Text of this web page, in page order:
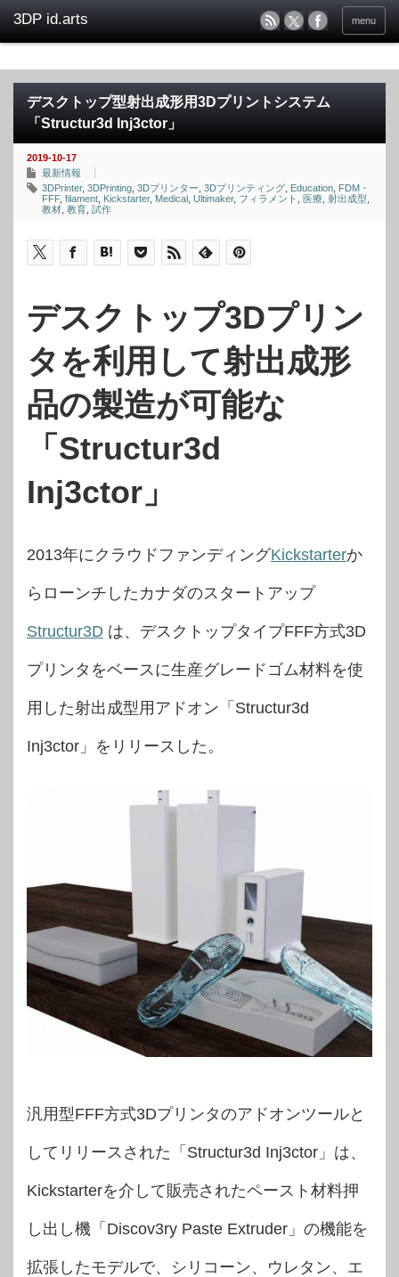
menu
デスクトップ型射出成形用3Dプリントシステム
「Structur3d Inj3ctor」
2019-10-17
最新情報
3DPrinter, 3DPrinting 3Dプリンター 3Dプリンティング Education FDM・
FFF, filament Kickstarter, Medical Ultimaker, フィラメント 医療 射出成型
教材 教育 試作
デスクトップ3Dプリン
タを利用して射出成形
品の製造が可能な
「Structur3d
Inj3ctor」
2013年にクラウドファンディングKickstarterか
らローンチしたカナダのスタートアップ
Structur3D は、デスクトップタイプFFF方式3D
プリンタをベースに生産グレードゴム材料を使
用した射出成型用アドオン「Structur3d
Inj3ctor」をリリースした。
汎用型FFF方式3Dプリンタのアドオンツールと
してリリースされた「Structur3d Inj3ctor」は、
Kickstarterを介して販売されたペースト材料押
し出し機「Discov3ry Paste Extruder」の機能を
拡張したモデルで、シリコーン、ウレタン、エ